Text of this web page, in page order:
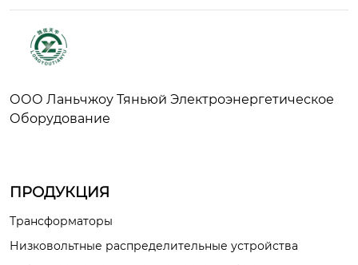
ООО Ланьчжоу Тяньюй Электроэнергетическое
Оборудование
ПРОДУКЦИЯ
Трансформаторы
Низковольтные распределительные устройства